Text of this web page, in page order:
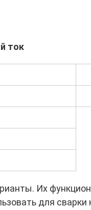
ток
Их
для